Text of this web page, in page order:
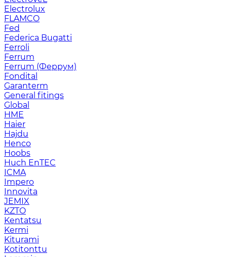
Electrolux
FLAMCO
Fed
Federica Bugatti
Ferroli
Ferrum
Ferrum (Феррум)
Fondital
Garanterm
General fitings
Global
HME
Haier
Hajdu
Henco
Hoobs
Huch EnTEC
ICMA
Impero
Innovita
JEMIX
KZTO
Kentatsu
Kermi
Kiturami
Kotitonttu